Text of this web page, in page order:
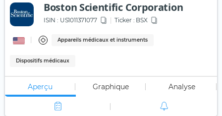
Boston Scientific Corporation
ISIN : US1011371077 Ticker : BSX
Appareils médicaux et instruments
Dispositifs médicaux
Aperçu Graphique Analyse